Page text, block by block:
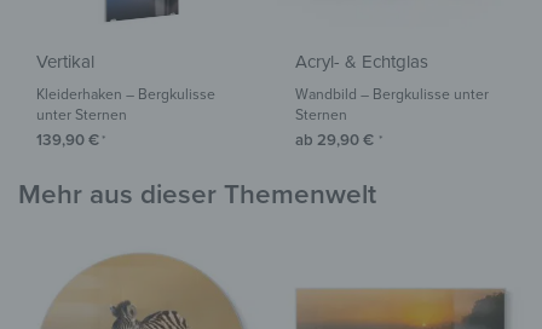
Vertikal
Kleiderhaken – Bergkulisse
unter Sternen
139,90€ *
Acryl- & Echtglas
Wandbild – Bergkulisse unter
Sternen
ab 29,90€ *
Mehr aus dieser Themenwelt